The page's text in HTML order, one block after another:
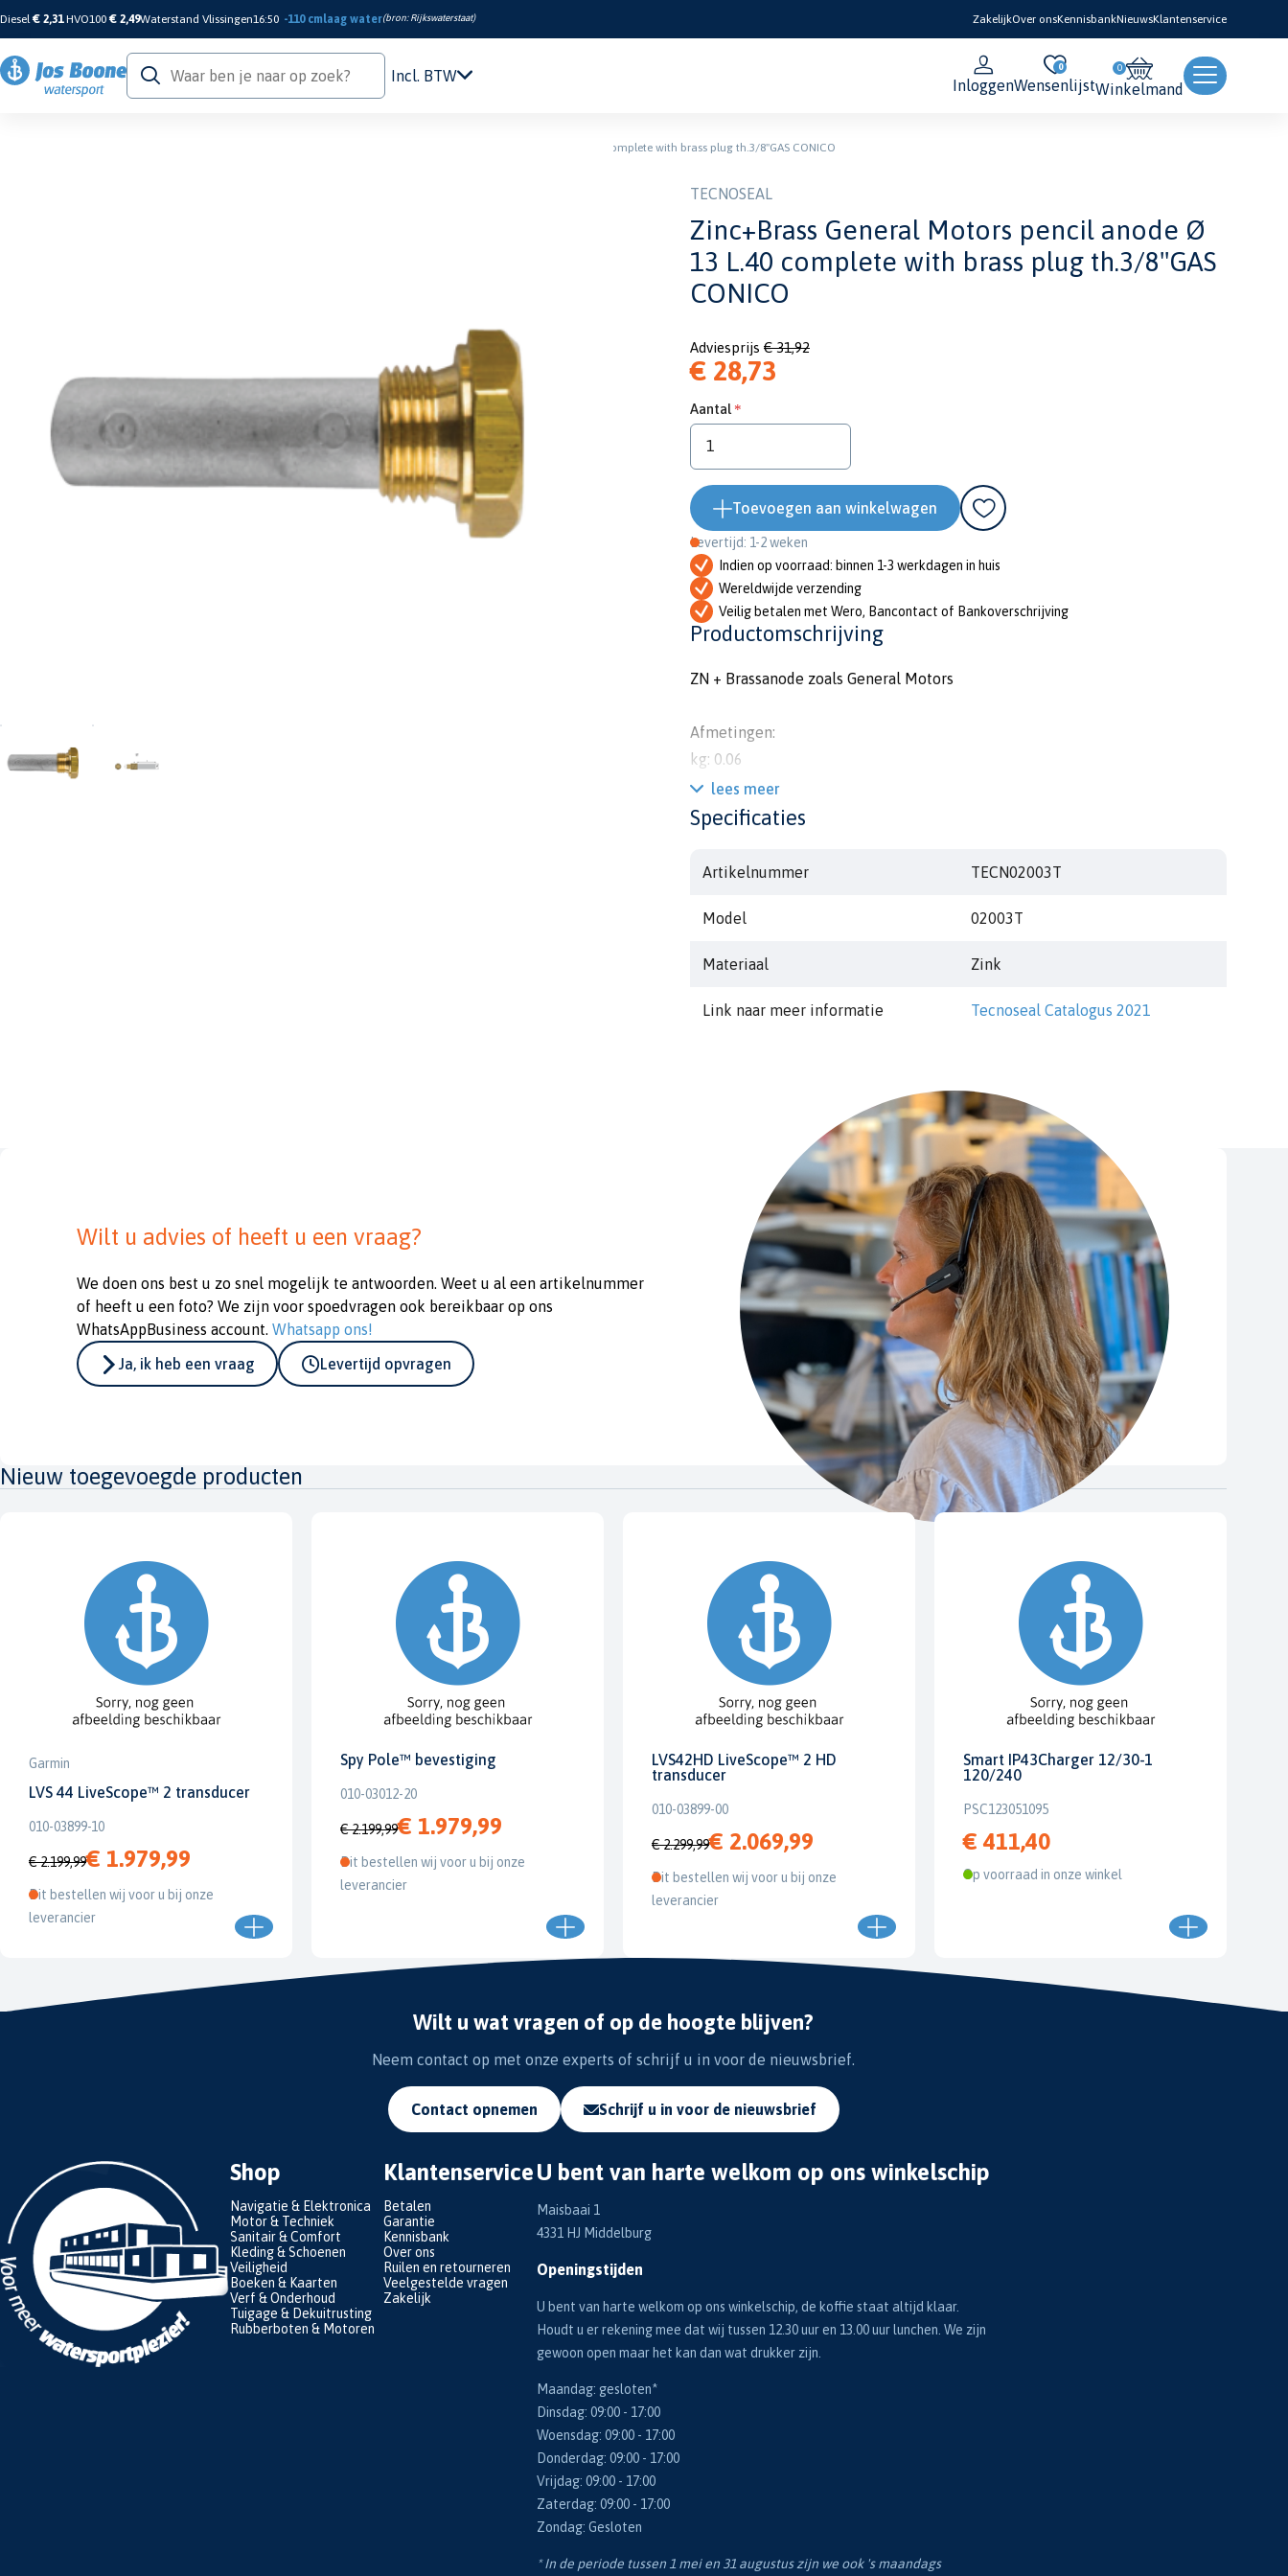
Diesel€ 2,31 HVO100 € 2,49Waterstand Vlissingen16:50 -110 cmlaag water(bron:Rijkswaterstaat) ZakelijkOver onsKennisbankNieuwsKlantenservice
Navigatie & Elektronica
Rubberboten & Motoren
Outlet
Incl. BTW
Inloggen
0
WensenlijstWinkelmand
Zinc+Brass General Motors pencil anode Ø 13 L.40 complete with brass plug th.3/8''GAS CONICO
TECNOSEAL
Zinc+Brass General Motors pencil anode Ø
13 L.40 complete with brass plug th.3/8''GAS
CONICO
Adviesprijs € 31,92
€ 28,73
Aantal
Toevoegen aan winkelwagen
Levertijd: 1-2 weken
Indien op voorraad: binnen 1-3 werkdagen in huis
Wereldwijde verzending
Veilig betalen met Wero, Bancontact of Bankoverschrijving
Productomschrijving
ZN + Brassanode zoals General Motors
Afmetingen:
kg: 0.06
lbs: 0.13
a: 3/8GAS CONICO (bspt)
c: 11mm
lees meer
Specificaties
Artikelnummer TECN02003T
Model 02003T
Materiaal Zink
Link naar meer informatie Tecnoseal Catalogus 2021
Wilt u advies of heeft u een vraag?
We doen ons best u zo snel mogelijk te antwoorden. Weet u al een artikelnummer
of heeft u een foto? We zijn voor spoedvragen ook bereikbaar op ons
WhatsAppBusiness account. Whatsapp ons!
Ja, ik heb een vraag
Levertijd opvragen
Nieuw toegevoegde producten
Garmin
LVS 44 LiveScope™ 2 transducer
010-03899-10
€ 2.199,99€ 1.979,99
Dit bestellen wij voor u bij onze
leverancier
Spy Pole™ bevestiging
010-03012-20
€ 2.199,99€ 1.979,99
Dit bestellen wij voor u bij onze
leverancier
LVS42HD LiveScope™ 2 HD
transducer
010-03899-00
€ 2.299,99€ 2.069,99
Dit bestellen wij voor u bij onze
leverancier
Smart IP43Charger 12/30-1
120/240
PSC123051095
€ 411,40
Op voorraad in onze winkel
Wilt u wat vragen of op de hoogte blijven?
Neem contact op met onze experts of schrijf u in voor de nieuwsbrief.
Contact opnemen Schrijf u in voor de nieuwsbrief
Shop
Navigatie & Elektronica
Motor & Techniek
Sanitair & Comfort
Kleding & Schoenen
Veiligheid
Boeken & Kaarten
Verf & Onderhoud
Tuigage & Dekuitrusting
Rubberboten & Motoren
Klantenservice
Betalen
Garantie
Kennisbank
Over ons
Ruilen en retourneren
Veelgestelde vragen
Zakelijk
U bent van harte welkom op ons winkelschip
Maisbaai 1
4331 HJ Middelburg
Openingstijden
U bent van harte welkom op ons winkelschip, de koffie staat altijd klaar.
Houdt u er rekening mee dat wij tussen 12.30 uur en 13.00 uur lunchen. We zijn
gewoon open maar het kan dan wat drukker zijn.
Maandag: gesloten*
Dinsdag: 09:00 - 17:00
Woensdag: 09:00 - 17:00
Donderdag: 09:00 - 17:00
Vrijdag: 09:00 - 17:00
Zaterdag: 09:00 - 17:00
Zondag: Gesloten
* In de periode tussen 1 mei en 31 augustus zijn we ook 's maandags